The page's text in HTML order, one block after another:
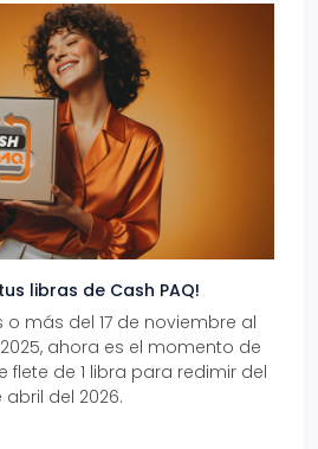
libras de Cash PAQ!
o más del 17 de noviembre al
ahora es el momento de
flete de 1 libra para redimir del
abril del 2026.